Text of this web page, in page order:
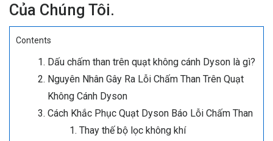
Của Chúng Tôi.
Contents
Dấu chấm than trên quạt không cánh Dyson là gì?
Nguyên Nhân Gây Ra Lỗi Chấm Than Trên Quạt
Không Cánh Dyson
Cách Khắc Phục Quạt Dyson Báo Lỗi Chấm Than
Thay thế bộ lọc không khí